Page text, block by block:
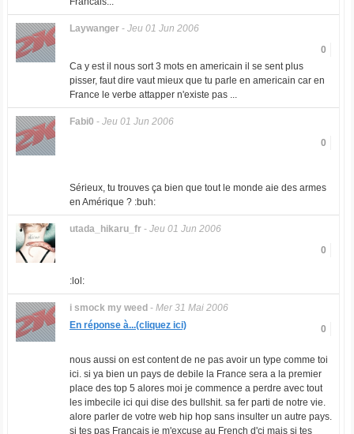
Laywanger- Jeu 01 Jun 2006
0
Ca y est il nous sort 3 mots en americain il se sent plus
pisser, faut dire vaut mieux que tu parle en americain car en
France le verbe attapper n'existe pas ...
Fabi0 - Jeu 01 Jun 2006
0
Sérieux, tu trouves ça bien que tout le monde aie des armes
en Amérique ? :buh:
utada_hikaru_fr- Jeu 01 Jun 2006
0
:lol:
i smock my weed - Mer 31 Mai 2006
0
En réponse à...(cliquez ici)
nous aussi on est content de ne pas avoir un type comme toi
ici. si ya bien un pays de debile la France sera a la premier
place des top 5 alores moi je commence a perdre avec tout
les imbecile ici qui dise des bullshit. sa fer parti de notre vie.
alore parler de votre web hip hop sans insulter un autre pays.
si tes pas Francais je m'excuse au French d'ci mais si tes